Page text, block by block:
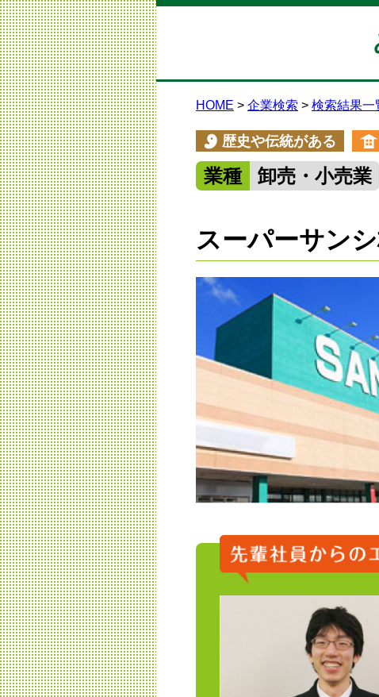
HOME 企業検索 検索結果一
歴史や伝統がある
業種 卸売・小売業
スーパーサン